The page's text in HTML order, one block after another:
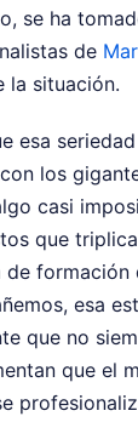
se ha
de
la situación.
esa
los
casi
que
de formación
esa
que no
que el